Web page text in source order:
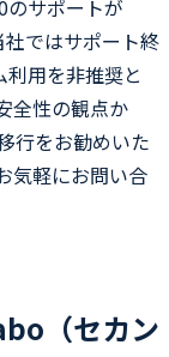
サポートが
ではサポート終
用を非推奨と
全性の観点か
行をお勧めいた
気軽にお問い合
（セカン